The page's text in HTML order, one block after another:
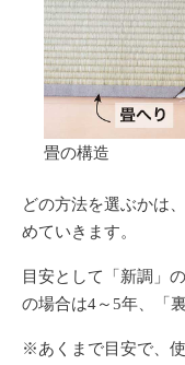
畳の構造
どの方法を選ぶかは
めていきます。
目安として「新調」
の場合は4～5年、「
※あくまで目安で、